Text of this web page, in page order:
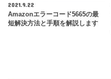
2021.9.22
Amazonエラーコード5665の最
短解決方法と手順を解説します